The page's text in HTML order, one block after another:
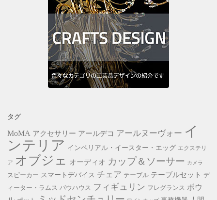
タグ
MoMA アクセサリー アールデコ アールヌーヴォー イ
ンテリア インペリアル・イースター・エッグ エクステリ
ア オブジェ オーディオ カップ＆ソーサー カメラ
スピーカー スマートデバイス チェア テーブル テーブルセット
デ
ィーター・ラムス バウハウス フィギュリン フレグランス ボウ